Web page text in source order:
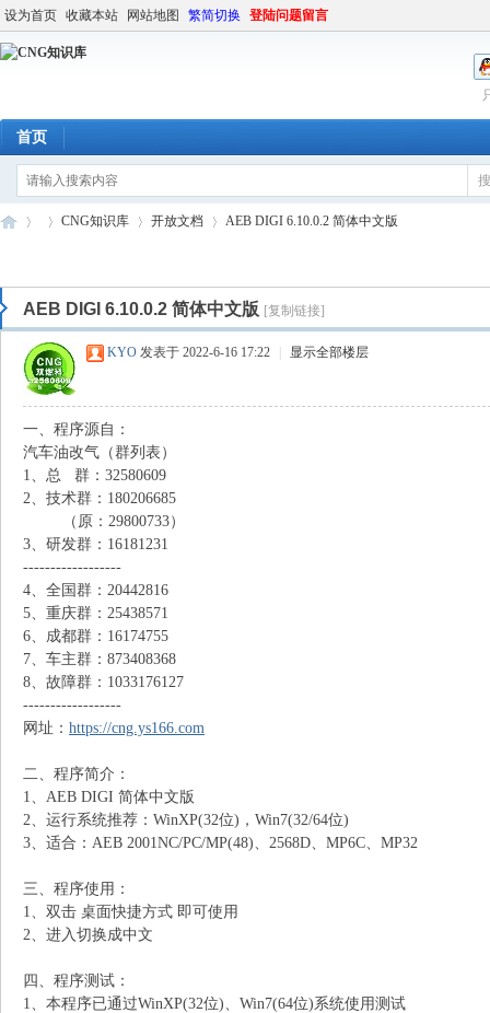
设为首页 收藏本站 网站地图 繁简切换 登陆问题留言
首页
C » ›
CNG知识库
›
开放文档
›
AEB DIGI 6.10.0.2 简体中文版
AEB DIGI 6.10.0.2 简体中文版 [复制链接]
KYO 发表于 2022-6-16 17:22 显示全部楼层
一、程序源自：
汽车油改气（群列表）
1、总 群：32580609
2、技术群：180206685
（原：29800733）
3、研发群：16181231
------------------
4、全国群：20442816
5、重庆群：25438571
6、成都群：16174755
7、车主群：873408368
8、故障群：1033176127
------------------
网址： https://cng.ys166.com
二、程序简介：
1、AEB DIGI 简体中文版
2、运行系统推荐：WinXP(32位)，Win7(32/64位)
3、适合：AEB 2001NC/PC/MP(48)、2568D、MP6C、MP32
三、程序使用：
1、双击 桌面快捷方式 即可使用
2、进入切换成中文
四、程序测试：
1、本程序已通过WinXP(32位)、Win7(64位)系统使用测试